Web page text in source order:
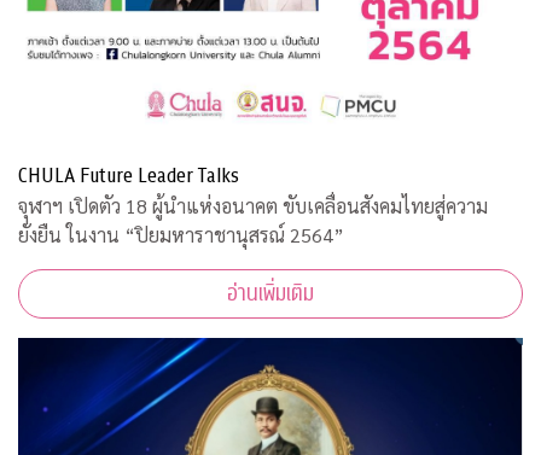
CHULA Future Leader Talks
จุฬาฯ เปิดตัว 18 ผู้นำแห่งอนาคต ขับเคลื่อนสังคมไทยสู่ความ
ยั่งยืน ในงาน “ปิยมหาราชานุสรณ์ 2564”
อ่านเพิ่มเติม